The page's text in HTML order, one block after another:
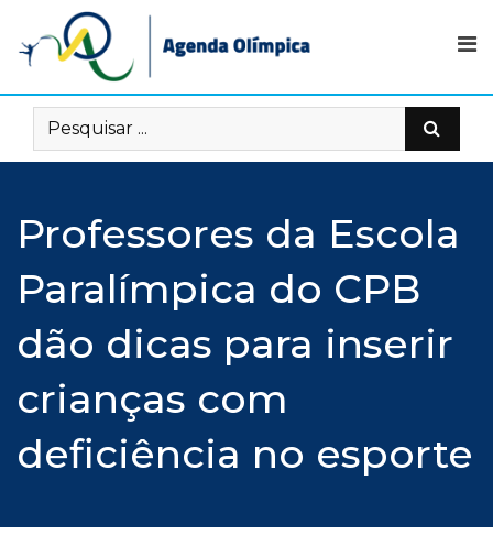
content
Professores da Escola
Paralímpica do CPB
dão dicas para inserir
crianças com
deficiência no esporte